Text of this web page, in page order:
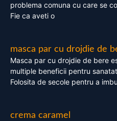
problema comuna cu care se
Fie ca aveti o
masca par cu drojdie de
Masca par cu drojdie de bere
multiple beneficii pentru
Folosita de secole pentru a
crema caramel